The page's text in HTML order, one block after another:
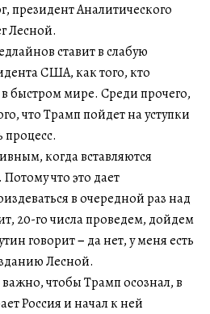
президент Аналитического
Лесной.
ставит в слабую
США, как того, кто
быстром мире. Среди прочего,
что Трамп пойдет на уступки
процесс.
когда вставляются
что это дает
в очередной раз над
20-го числа проведем, дойдем
говорит– да нет, у меня есть
Лесной.
чтобы Трамп осознал, в
Россия и начал к ней